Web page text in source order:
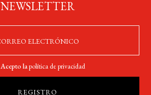
NEWSLETTER
Acepto lapolítica de privacidad